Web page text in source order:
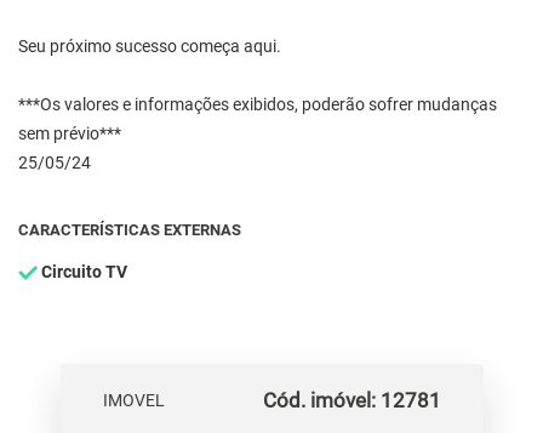
Seu próximo sucesso começa aqui.
***Os valores e informações exibidos, poderão sofrer mudanças
sem prévio***
25/05/24
CARACTERÍSTICAS EXTERNAS
Circuito TV
IMOVEL Cód. imóvel: 12781